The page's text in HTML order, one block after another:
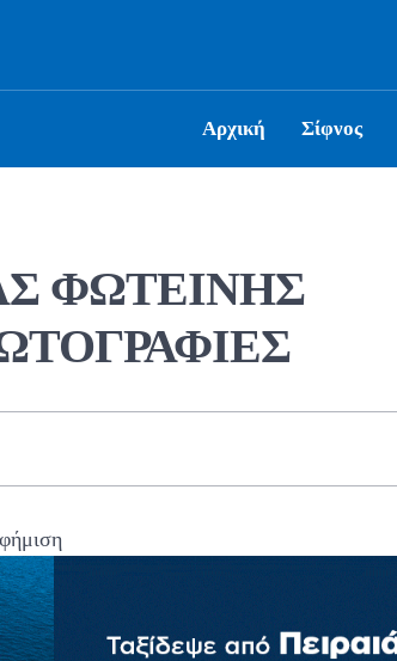
Αρχική Σίφνος
ΦΩΤΕΙΝΗΣ